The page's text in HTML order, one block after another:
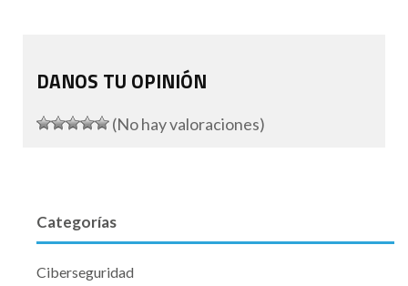
DANOS TU OPINIÓN
(No hay valoraciones)
Categorías
Ciberseguridad